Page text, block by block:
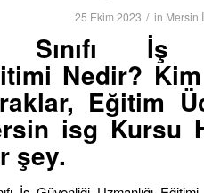
25 Ekim 2023 / in Mersin
İş
Nedir?
Eğitim
isg Kursu
şey.